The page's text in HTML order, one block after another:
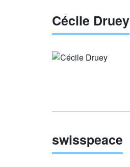
Cécile Druey
swisspeace